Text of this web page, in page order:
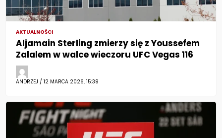
AKTUALNOŚCI
Aljamain Sterling zmierzy się z Youssefem
Zalalem w walce wieczoru UFC Vegas 116
ANDRZEJ / 12 MARCA 2026, 15:39